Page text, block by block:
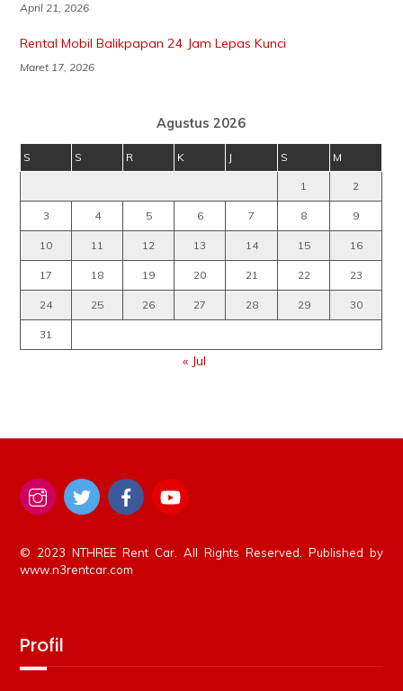
April 21, 2026
Rental Mobil Balikpapan 24 Jam Lepas Kunci
Maret 17, 2026
Agustus 2026
S S R K J S M
1 2
3 4 5 6 7 8 9
10 11 12 13 14 15 16
17 18 19 20 21 22 23
24 25 26 27 28 29 30
31
« Jul
© 2023 NTHREE Rent Car. All Rights Reserved. Published by
www.n3rentcar.com
Profil